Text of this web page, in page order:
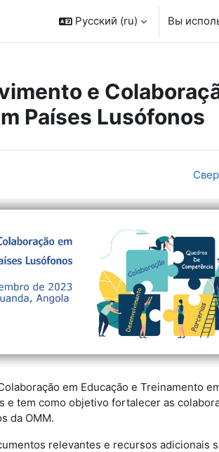
Русский ‎(ru)‎ Вы
e
Países Lusófonos
em Educação e Treinamento
e tem como objetivo fortalecer as
da OMM.
relevantes e recursos adicionais